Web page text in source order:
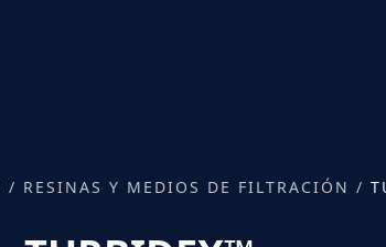
/ RESINAS Y MEDIOS DE FILTRACIÓN /